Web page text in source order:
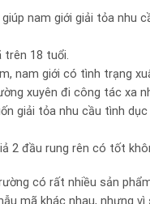
nam giới giải tỏa nhu
trên 18 tuổi.
nam giới có tình trạng
xuyên đi công tác xa
giải tỏa nhu cầu tình
2 đầu rung rên có tốt
có rất nhiều sản
mã khác nhau, nhưng vì